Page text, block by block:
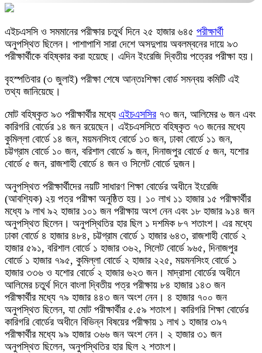
এইচএসসি ও সমমানের পরীক্ষার চতুর্থ দিনে ২৫ হাজার ৬৪৫ পরীক্ষার্থী
অনুপস্থিত ছিলেন। পাশাপাশি সারা দেশে অসদুপায় অবলম্বনের দায়ে ৯৩
পরীক্ষার্থীকে বহিষ্কার করা হয়েছে। এদিন ইংরেজি দ্বিতীয় পত্রের পরীক্ষা হয়।
বৃহস্পতিবার (৩ জুলাই) পরীক্ষা শেষে আন্তঃশিক্ষা বোর্ড সমন্বয় কমিটি এই
তথ্য জানিয়েছে।
মোট বহিষ্কৃত ৯৩ পরীক্ষার্থীর মধ্যে এইচএসসির৭৩ জন, আলিমের ৬ জন এবং
কারিগরি বোর্ডের ১৪ জন রয়েছেন। এইচএসসিতে বহিষ্কৃত ৭৩ জনের মধ্যে
কুমিল্লা বোর্ডে ১৪ জন, ময়মনসিংহ বোর্ডে ১৩ জন, ঢাকা বোর্ডে ১১ জন,
চট্টগ্রাম বোর্ডে ১০ জন, বরিশাল বোর্ডে ৯ জন, দিনাজপুর বোর্ডে ৫ জন, যশোর
বোর্ডে ৫ জন, রাজশাহী বোর্ডে ৪ জন ও সিলেট বোর্ডে দুজন।
অনুপস্থিত পরীক্ষার্থীদের নয়টি সাধারণ শিক্ষা বোর্ডের অধীনে ইংরেজি
(আবশ্যিক) ২য় পত্র পরীক্ষা অনুষ্ঠিত হয়। ১০ লাখ ১১ হাজার ১৫ পরীক্ষার্থীর
মধ্যে ৯ লাখ ৯২ হাজার ১০১ জন পরীক্ষায় অংশ নেন এবং ১৮ হাজার ৯১৪ জন
অনুপস্থিত ছিলেন। অনুপস্থিতির হার ছিল ১ দশমিক ৮৭ শতাংশ। এর মধ্যে
ঢাকা বোর্ডে ৪ হাজার ৪৮৪, চট্টগ্রাম বোর্ডে ১ হাজার ৬৪৩, রাজশাহী বোর্ডে ২
হাজার ৫৯১, বরিশাল বোর্ডে ১ হাজার ৩৬২, সিলেট বোর্ডে ৯৬৫, দিনাজপুর
বোর্ডে ১ হাজার ৭৯৫, কুমিল্লা বোর্ডে ২ হাজার ২২৫, ময়মনসিংহ বোর্ডে ১
হাজার ৩৩৬ ও যশোর বোর্ডে ২ হাজার ৬২৩ জন। মাদ্রাসা বোর্ডের অধীনে
আলিমের চতুর্থ দিনে বাংলা দ্বিতীয় পত্র পরীক্ষায় ৮৪ হাজার ১৪৩ জন
পরীক্ষার্থীর মধ্যে ৭৯ হাজার ৪৪৩ জন অংশ নেন। ৪ হাজার ৭০০ জন
অনুপস্থিত ছিলেন, যা মোট পরীক্ষার্থীর ৫.৫৯ শতাংশ। কারিগরি শিক্ষা বোর্ডের
কারিগরি বোর্ডের অধীনে বিভিন্ন বিষয়ের পরীক্ষায় ১ লাখ ১ হাজার ৩৯৭
পরীক্ষার্থীর মধ্যে ৯৯ হাজার ৩৬৬ জন অংশ নেন। ২ হাজার ৩১ জন
অনুপস্থিত ছিলেন, অনুপস্থিতির হার ছিল ২ শতাংশ।